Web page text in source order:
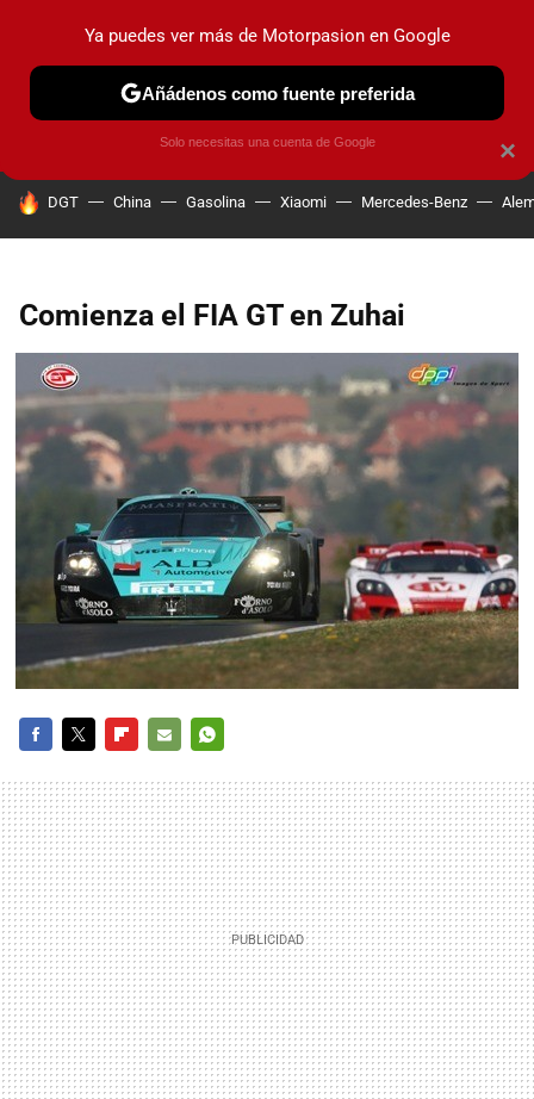
PRUEBAS COCHES ELÉCTRICOS OBSERVATORIO
HOY SE HABLA DE
DGT China Gasolina Xiaomi Mercedes-Benz
Comienza el FIA GT en Zuhai
MAIL
×
Ya puedes ver más de Motorpasion en Google
Añádenos como fuente preferida
Solo necesitas una cuenta de Google